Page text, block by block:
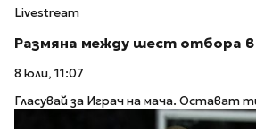
Livestream
Размяна между шест отбора
8 юли, 11:07
Гласувай за Играч на мача. Остават